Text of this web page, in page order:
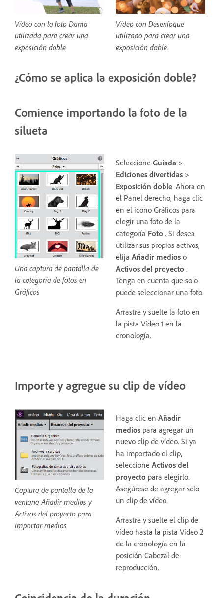
Vídeo con la foto Dama
utilizada para crear una
exposición doble.
Vídeo con Desenfoque
utilizado para crear una
exposición doble.
¿Cómo se aplica la exposición doble?
Comience importando la foto de la
silueta
Una captura de pantalla de
la categoría de fotos en
Gráficos
Seleccione Guiada >
Ediciones divertidas >
Exposición doble. Ahora en
el Panel derecho, haga clic
en el icono Gráficos para
elegir una foto de la
categoría Foto . Si desea
utilizar sus propios activos,
elija Añadir medios o
Activos del proyecto .
Tenga en cuenta que solo
puede seleccionar una foto.
Arrastre y suelte la foto en
la pista Vídeo 1 en la
cronología.
Importe y agregue su clip de vídeo
Captura de pantalla de la
ventana Añadir medios y
Activos del proyecto para
importar medios
Haga clic en Añadir
medios para agregar un
nuevo clip de vídeo. Si ya
ha importado el clip,
seleccione Activos del
proyecto para elegirlo.
Asegúrese de agregar solo
un clip de vídeo.
Arrastre y suelte el clip de
vídeo hasta la pista Vídeo 2
de la cronología en la
posición Cabezal de
reproducción.